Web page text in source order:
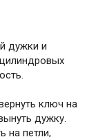
дужки и
ключ на
дужку.
на петли,